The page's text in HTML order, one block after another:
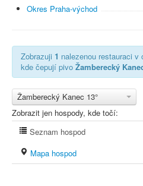
Okres Praha-východ
Zobrazuji 1 nalezenou restauraci
kde čepují pivo Žamberecký
Žamberecký Kanec 13°
Zobrazit jen hospody, kde točí:
Seznam hospod
Mapa hospod